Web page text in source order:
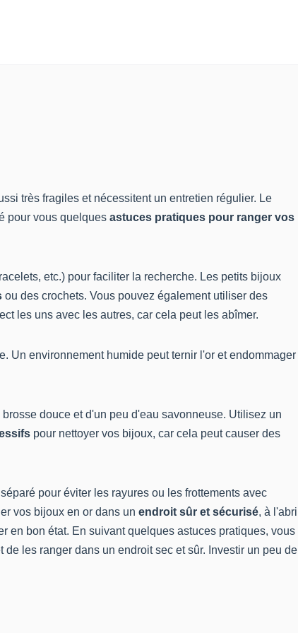
très fragiles et nécessitent un entretien régulier. Le
pour vous quelques astuces pratiques pour ranger vos
etc.) pour faciliter la recherche. Les petits bijoux
ou des crochets. Vous pouvez également utiliser des
les uns avec les autres, car cela peut les abîmer.
Un environnement humide peut ternir l'or et endommager
douce et d'un peu d'eau savonneuse. Utilisez un
pour nettoyer vos bijoux, car cela peut causer des
pour éviter les rayures ou les frottements avec
vos bijoux en or dans un endroit sûr et sécurisé, à l'abri
en bon état. En suivant quelques astuces pratiques, vous
les ranger dans un endroit sec et sûr. Investir un peu de